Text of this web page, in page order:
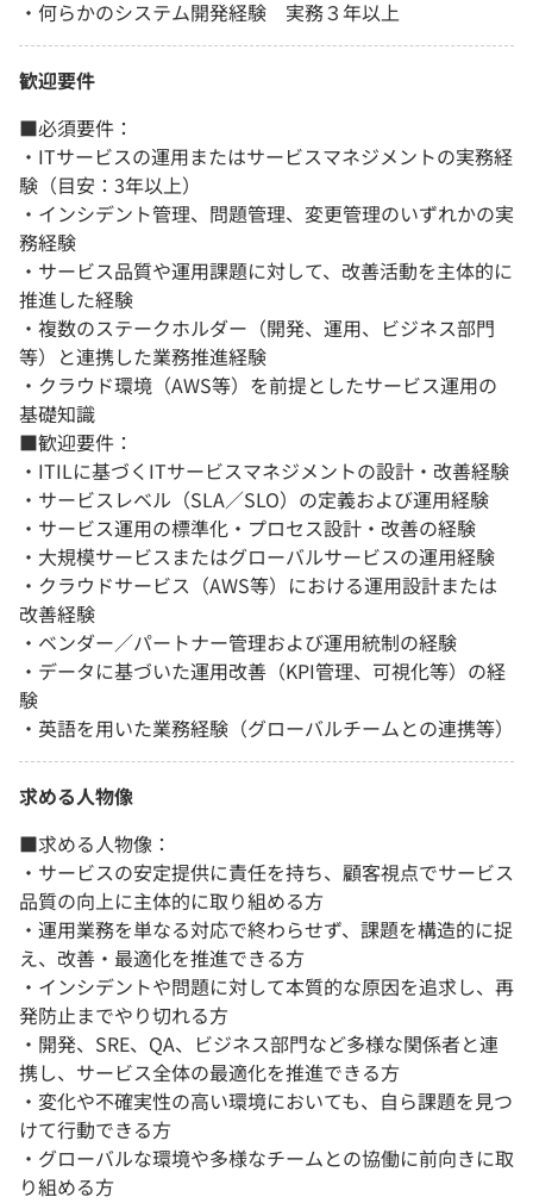
・何らかのシステム開発経験 実務３年以上
歓迎要件
■必須要件：
・ITサービスの運用またはサービスマネジメントの実務経
験（目安：3年以上）
・インシデント管理、問題管理、変更管理のいずれかの実
務経験
・サービス品質や運用課題に対して、改善活動を主体的に
推進した経験
・複数のステークホルダー（開発、運用、ビジネス部門
等）と連携した業務推進経験
・クラウド環境（AWS等）を前提としたサービス運用の
基礎知識
■歓迎要件：
・ITILに基づくITサービスマネジメントの設計・改善経験
・サービスレベル（SLA／SLO）の定義および運用経験
・サービス運用の標準化・プロセス設計・改善の経験
・大規模サービスまたはグローバルサービスの運用経験
・クラウドサービス（AWS等）における運用設計または
改善経験
・ベンダー／パートナー管理および運用統制の経験
・データに基づいた運用改善（KPI管理、可視化等）の経
験
・英語を用いた業務経験（グローバルチームとの連携等）
求める人物像
■求める人物像：
・サービスの安定提供に責任を持ち、顧客視点でサービス
品質の向上に主体的に取り組める方
・運用業務を単なる対応で終わらせず、課題を構造的に捉
え、改善・最適化を推進できる方
・インシデントや問題に対して本質的な原因を追求し、再
発防止までやり切れる方
・開発、SRE、QA、ビジネス部門など多様な関係者と連
携し、サービス全体の最適化を推進できる方
・変化や不確実性の高い環境においても、自ら課題を見つ
けて行動できる方
・グローバルな環境や多様なチームとの協働に前向きに取
り組める方